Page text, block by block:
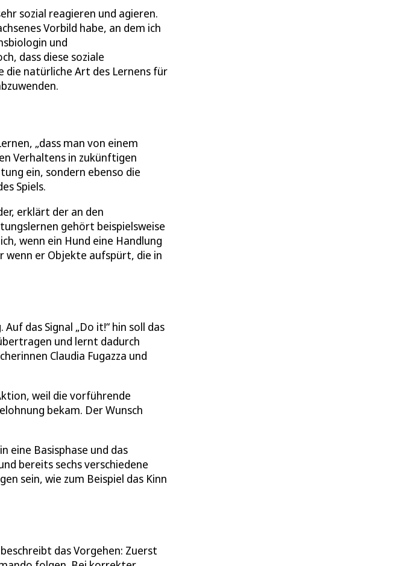
sozial reagieren und agieren.
Vorbild habe, an dem ich
und
dass diese soziale
die natürliche Art des Lernens für
„dass man von einem
Verhaltens in zukünftigen
ein, sondern ebenso die
Spiels.
erklärt der an den
gehört beispielsweise
wenn ein Hund eine Handlung
wenn er Objekte aufspürt, die in
das Signal „Do it!“ hin soll das
und lernt dadurch
Claudia Fugazza und
weil die vorführende
bekam. Der Wunsch
eine Basisphase und das
bereits sechs verschiedene
sein, wie zum Beispiel das Kinn
das Vorgehen: Zuerst